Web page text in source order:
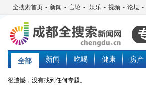
全搜索首页 - 新闻 - 言论 - 娱乐 - 视频 - 论坛 -
全部 新闻 吃喝 健康 房产
很遗憾，没有找到任何专题。